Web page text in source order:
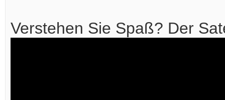
Verstehen Sie Spaß? Der